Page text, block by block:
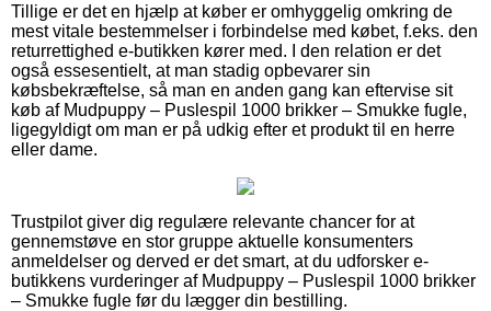
Tillige er det en hjælp at køber er omhyggelig omkring de
mest vitale bestemmelser i forbindelse med købet, f.eks. den
returrettighed e-butikken kører med. I den relation er det
også essesentielt, at man stadig opbevarer sin
købsbekræftelse, så man en anden gang kan eftervise sit
køb af Mudpuppy – Puslespil 1000 brikker – Smukke fugle,
ligegyldigt om man er på udkig efter et produkt til en herre
eller dame.
Trustpilot giver dig regulære relevante chancer for at
gennemstøve en stor gruppe aktuelle konsumenters
anmeldelser og derved er det smart, at du udforsker e-
butikkens vurderinger af Mudpuppy – Puslespil 1000 brikker
– Smukke fugle før du lægger din bestilling.